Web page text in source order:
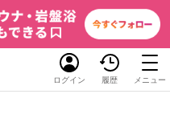
ログイン 履歴 メニュー